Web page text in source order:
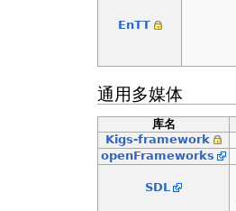
EnTT
通用多媒体
库名
Kigs-framework
openFrameworks
SDL